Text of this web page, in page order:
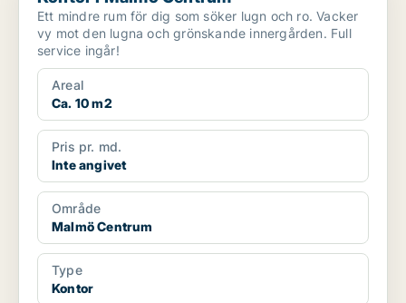
Ett mindre rum för dig som söker lugn och ro. Vacker
vy mot den lugna och grönskande innergården. Full
service ingår!
Areal
Ca. 10 m2
Pris pr. md.
Inte angivet
Område
Malmö Centrum
Type
Kontor